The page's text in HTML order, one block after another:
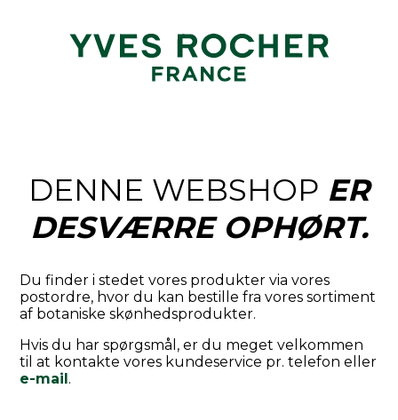
DENNE WEBSHOP ER
DESVÆRRE OPHØRT.
Du finder i stedet vores produkter via vores
postordre, hvor du kan bestille fra vores sortiment
af botaniske skønhedsprodukter.
Hvis du har spørgsmål, er du meget velkommen
til at kontakte vores kundeservice pr. telefon eller
e-mail.